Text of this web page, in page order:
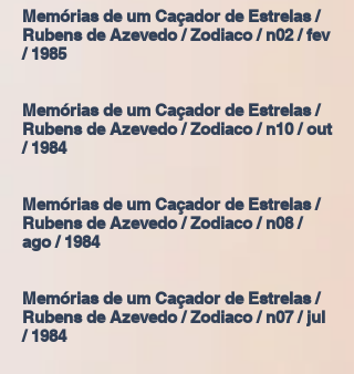
Memórias de um Caçador de Estrelas /
Rubens de Azevedo / Zodiaco / n02 / fev
/ 1985
Memórias de um Caçador de Estrelas /
Rubens de Azevedo / Zodiaco / n10 / out
/ 1984
Memórias de um Caçador de Estrelas /
Rubens de Azevedo / Zodiaco / n08 /
ago / 1984
Memórias de um Caçador de Estrelas /
Rubens de Azevedo / Zodiaco / n07 / jul
/ 1984